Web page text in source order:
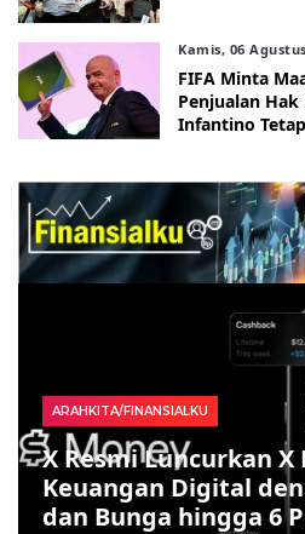
Kamis, 06
FIFA Minta
Penjualan Hak
Infantino
ARAHKITA/FINANSIALKU
X Resmi Luncurkan
Keuangan Digital
dan Bunga hingga 6